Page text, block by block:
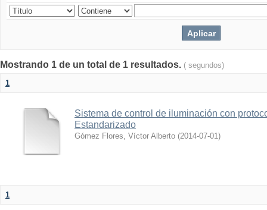
Mostrando 1 de un total de 1 resultados. ( segundos)
1
Sistema de control de iluminación con
Estandarizado
Gómez Flores, Víctor Alberto (2014-07-01)
1